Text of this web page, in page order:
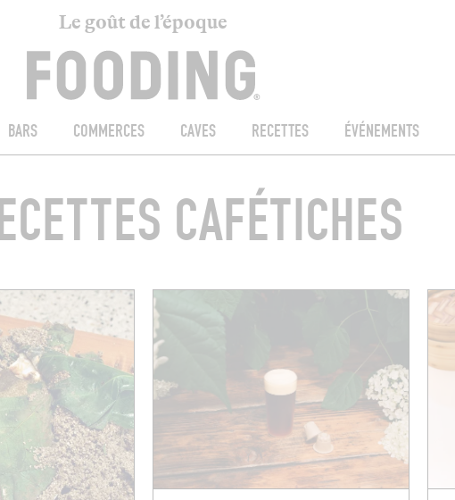
Le goût de l’époque
BARS COMMERCES CAVES RECETTES ÉVÉNEMENTS
CAFÉTICHES